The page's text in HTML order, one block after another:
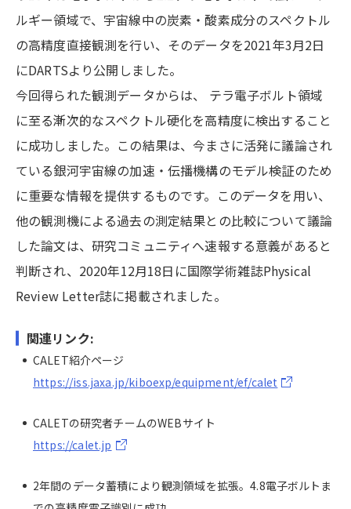
ルギー領域で、宇宙線中の炭素・酸素成分のスペクトル
の高精度直接観測を行い、そのデータを2021年3月2日
にDARTSより公開しました。
今回得られた観測データからは、 テラ電子ボルト領域
に至る漸次的なスペクトル硬化を高精度に検出すること
に成功しました。この結果は、今まさに活発に議論され
ている銀河宇宙線の加速・伝播機構のモデル検証のため
に重要な情報を提供するものです。このデータを用い、
他の観測機による過去の測定結果との比較について議論
した論文は、研究コミュニティへ速報する意義があると
判断され、2020年12月18日に国際学術雑誌Physical
Review Letter誌に掲載されました。
関連リンク:
CALET紹介ページ
https://iss.jaxa.jp/kiboexp/equipment/ef/calet
CALETの研究者チームのWEBサイト
https://calet.jp
2年間のデータ蓄積により観測領域を拡張。4.8電子ボルトま